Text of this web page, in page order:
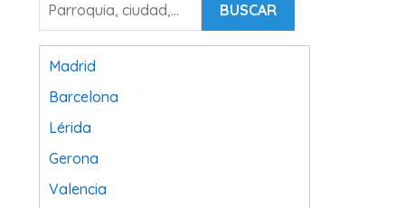
BUSCAR
Madrid
Barcelona
Lérida
Gerona
Valencia